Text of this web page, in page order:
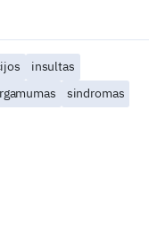
insultas
sindromas